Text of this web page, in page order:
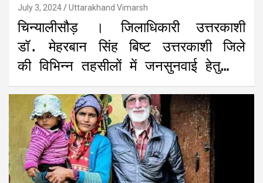
July 3, 2024 Uttarakhand Vimarsh
चिन्यालीसौड़ । जिलाधिकारी उत्तरकाशी
डॉ. मेहरबान सिंह बिष्ट उत्तरकाशी जिले
की विभिन्न तहसीलों में जनसुनवाई हेतु…